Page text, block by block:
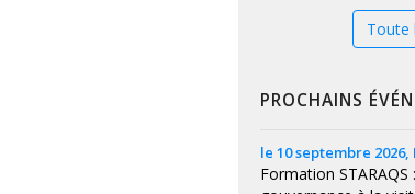
Toute
PROCHAINS
le 10 septembre 2026,
Formation